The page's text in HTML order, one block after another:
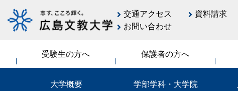
交通アクセス
資料請求
お問い合わせ
受験生の方へ 保護者の方へ
大学概要 学部学科・大学院